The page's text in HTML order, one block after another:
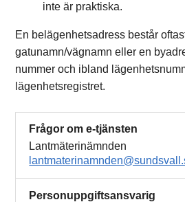
inte är praktiska.
En belägenhetsadress består
gatunamn/vägnamn eller en
nummer och ibland
lägenhetsregistret.
Frågor om e-tjänsten
Lantmäterinämnden
Personuppgiftsansvarig